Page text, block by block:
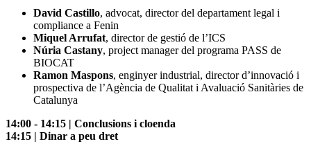
David Castillo, advocat, director del departament legal i
compliance a Fenin
Miquel Arrufat, director de gestió de l’ICS
Núria Castany, project manager del programa PASS de
BIOCAT
Ramon Maspons, enginyer industrial, director d’innovació i
prospectiva de l’Agència de Qualitat i Avaluació Sanitàries de
Catalunya
14:00 - 14:15 | Conclusions i cloenda
14:15 | Dinar a peu dret